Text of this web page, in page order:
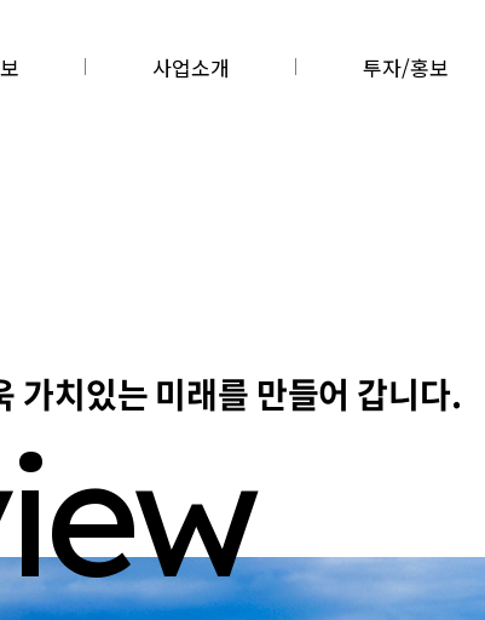
사업소개 투자/홍보
가치있는 미래를 만들어 갑니다.
iew